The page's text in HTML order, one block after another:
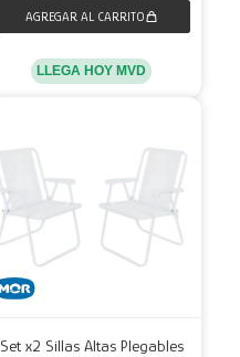
LLEGA HOY MVD
Set x2 Sillas Altas Plegables